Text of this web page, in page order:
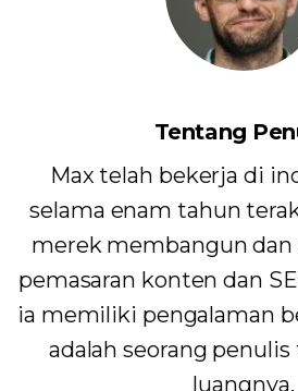
Tentang
Max telah bekerja di
selama enam tahun
merek membangun
pemasaran konten dan
ia memiliki pengalaman
adalah seorang
luangnya.